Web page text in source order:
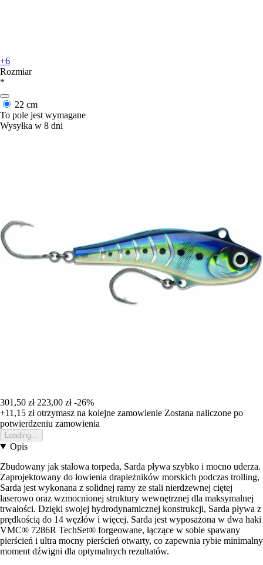
+6
Rozmiar
*
22 cm
To pole jest wymagane
Wysyłka w 8 dni
301,50 zł 223,00 zł -26%
+11,15 złotrzymasz na kolejne zamowienie Zostana naliczone po
potwierdzeniu zamowienia
Loading...
Opis
Zbudowany jak stalowa torpeda, Sarda pływa szybko i mocno uderza.
Zaprojektowany do łowienia drapieżników morskich podczas trolling,
Sarda jest wykonana z solidnej ramy ze stali nierdzewnej ciętej
laserowo oraz wzmocnionej struktury wewnętrznej dla maksymalnej
trwałości. Dzięki swojej hydrodynamicznej konstrukcji, Sarda pływa z
prędkością do 14 węzłów i więcej. Sarda jest wyposażona w dwa haki
VMC® 7286R TechSet® forgeowane, łączące w sobie spawany
pierścień i ultra mocny pierścień otwarty, co zapewnia rybie minimalny
moment dźwigni dla optymalnych rezultatów.